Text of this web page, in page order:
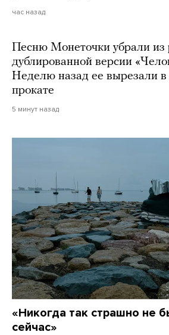
час назад
Песню Монеточки убрали из
дублированной версии
Неделю назад ее вырезали в
прокате
5 минут назад
«Никогда так страшно не
сейчас»